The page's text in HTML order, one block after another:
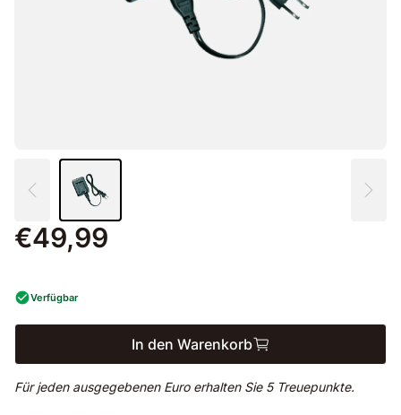
€49,99
Verfügbar
In den Warenkorb
Für jeden ausgegebenen Euro erhalten Sie 5 Treuepunkte.